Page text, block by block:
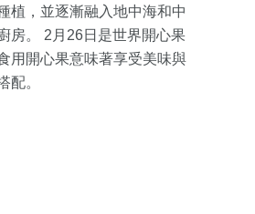
植，並逐漸融入地中海和中
房。 2月26日是世界開心果
用開心果意味著享受美味與
配。